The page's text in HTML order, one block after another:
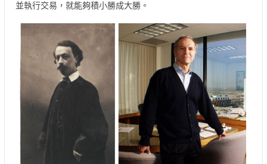
並執行交易，就能夠積小勝成大勝。